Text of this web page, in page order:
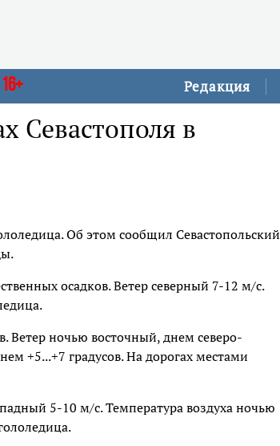
Редакция
16+
Севастополя в
Об этом сообщил Севастопольский
осадков. Ветер северный 7-12 м/с.
Ветер ночью восточный, днем северо-
+5...+7 градусов. На дорогах местами
5-10 м/с. Температура воздуха ночью